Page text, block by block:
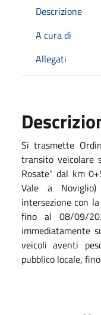
Descrizione
A cura di
Allegati
Si trasmette
transito veicolare
Rosate" dal km
Vale a
intersezione con
fino al 08/09/
immediatamente
veicoli aventi
pubblico locale,